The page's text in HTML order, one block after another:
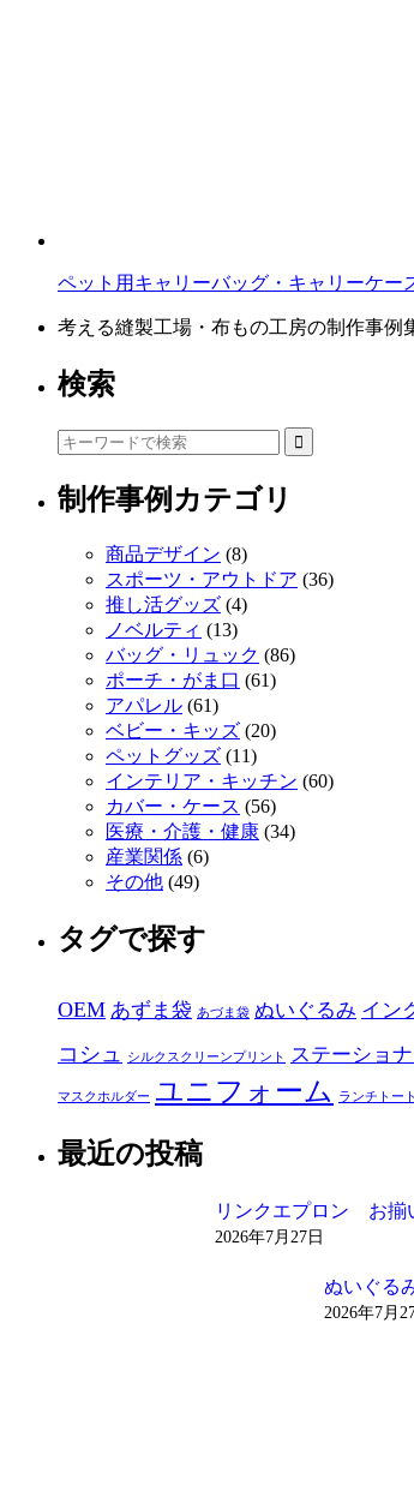
ペット用キャリーバッグ・キャリーケー
考える縫製工場・布もの工房の制作事例
検索
制作事例カテゴリ
商品デザイン (8)
スポーツ・アウトドア (36)
推し活グッズ (4)
ノベルティ (13)
バッグ・リュック (86)
ポーチ・がま口 (61)
アパレル (61)
ベビー・キッズ (20)
ペットグッズ (11)
インテリア・キッチン (60)
カバー・ケース (56)
医療・介護・健康 (34)
産業関係 (6)
その他 (49)
タグで探す
OEM あずま袋 あづま袋 ぬいぐるみ イン
コシュ
シルクスクリーンプリント ステーショ
マスクホルダー ユニフォーム ランチトート
最近の投稿
リンクエプロン お
2026年7月27日
ぬいぐる
2026年7月